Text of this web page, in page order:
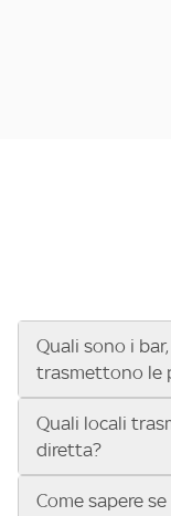
Quali sono i
trasmettono le
Se cerchi un bar,
vedere le partite di
UEFA Champions
Conference
Quali locali
diretta?
Vuoi sapere quali
Come sapere